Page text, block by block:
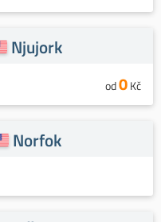
Njujork
od0Kč
Norfok